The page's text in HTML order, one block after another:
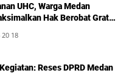
UHC, Warga Medan
Hak Berobat Gratis
20 18
Reses DPRD Medan